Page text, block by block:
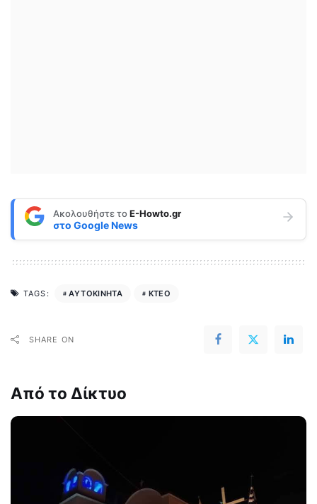
Ακολουθήστε τοE-Howto.gr
στο Google News
TAGS: ΑΥΤΟΚΙΝΗΤΑ ΚΤΕΟ
SHARE ON
Από το Δίκτυο